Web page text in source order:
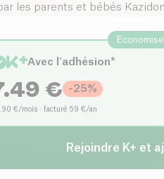
les parents et bébés
Avec l'adhésion*
€ -25%
€/mois · facturé 59 €/an
Rejoindre K+ et